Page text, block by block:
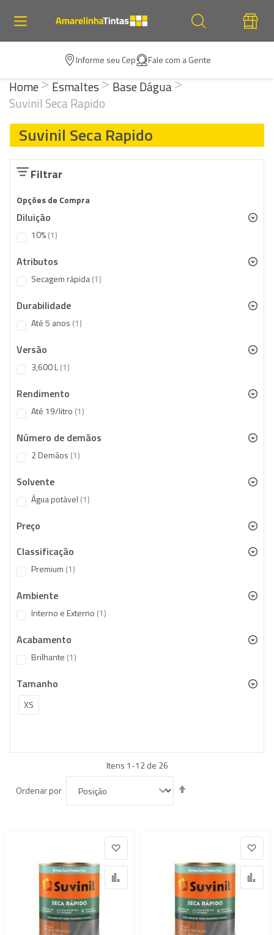
Informe seu Cep Fale com a Gente
Home Esmaltes
Base Dágua
Suvinil Seca Rapido
Suvinil Seca Rapido
Itens 1-12de 26
Ordenar por
Adicionar à lista de desejos
Adicionar para Comparar
Filtrar
Opções de Compra
Diluição
10% 1item
Atributos
Secagem rápida 1item
Durabilidade
Até 5 anos 1item
Versão
3,600 L 1item
Rendimento
Até 19/litro 1item
Número de demãos
2 Demãos 1item
Solvente
Água potável 1item
Preço
Classificação
Premium 1item
Ambiente
Interno e Externo 1item
Acabamento
Brilhante 1item
Tamanho
XS